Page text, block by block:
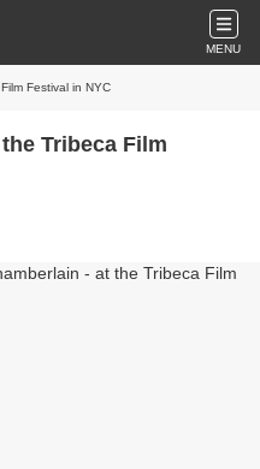
MENU
Festival in NYC
Tribeca Film